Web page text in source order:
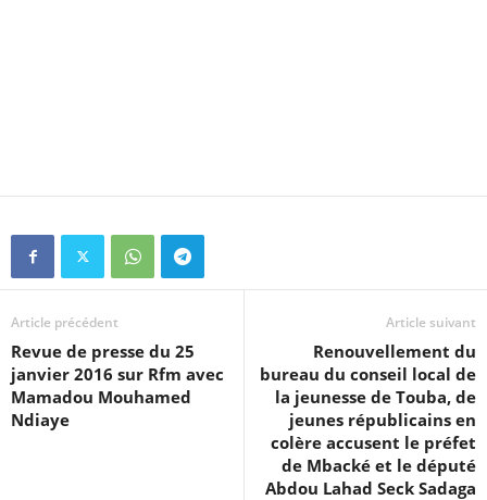
Article précédent
Revue de presse du 25
janvier 2016 sur Rfm avec
Mamadou Mouhamed
Ndiaye
Article suivant
Renouvellement du
bureau du conseil local de
la jeunesse de Touba, de
jeunes républicains en
colère accusent le préfet
de Mbacké et le député
Abdou Lahad Seck Sadaga